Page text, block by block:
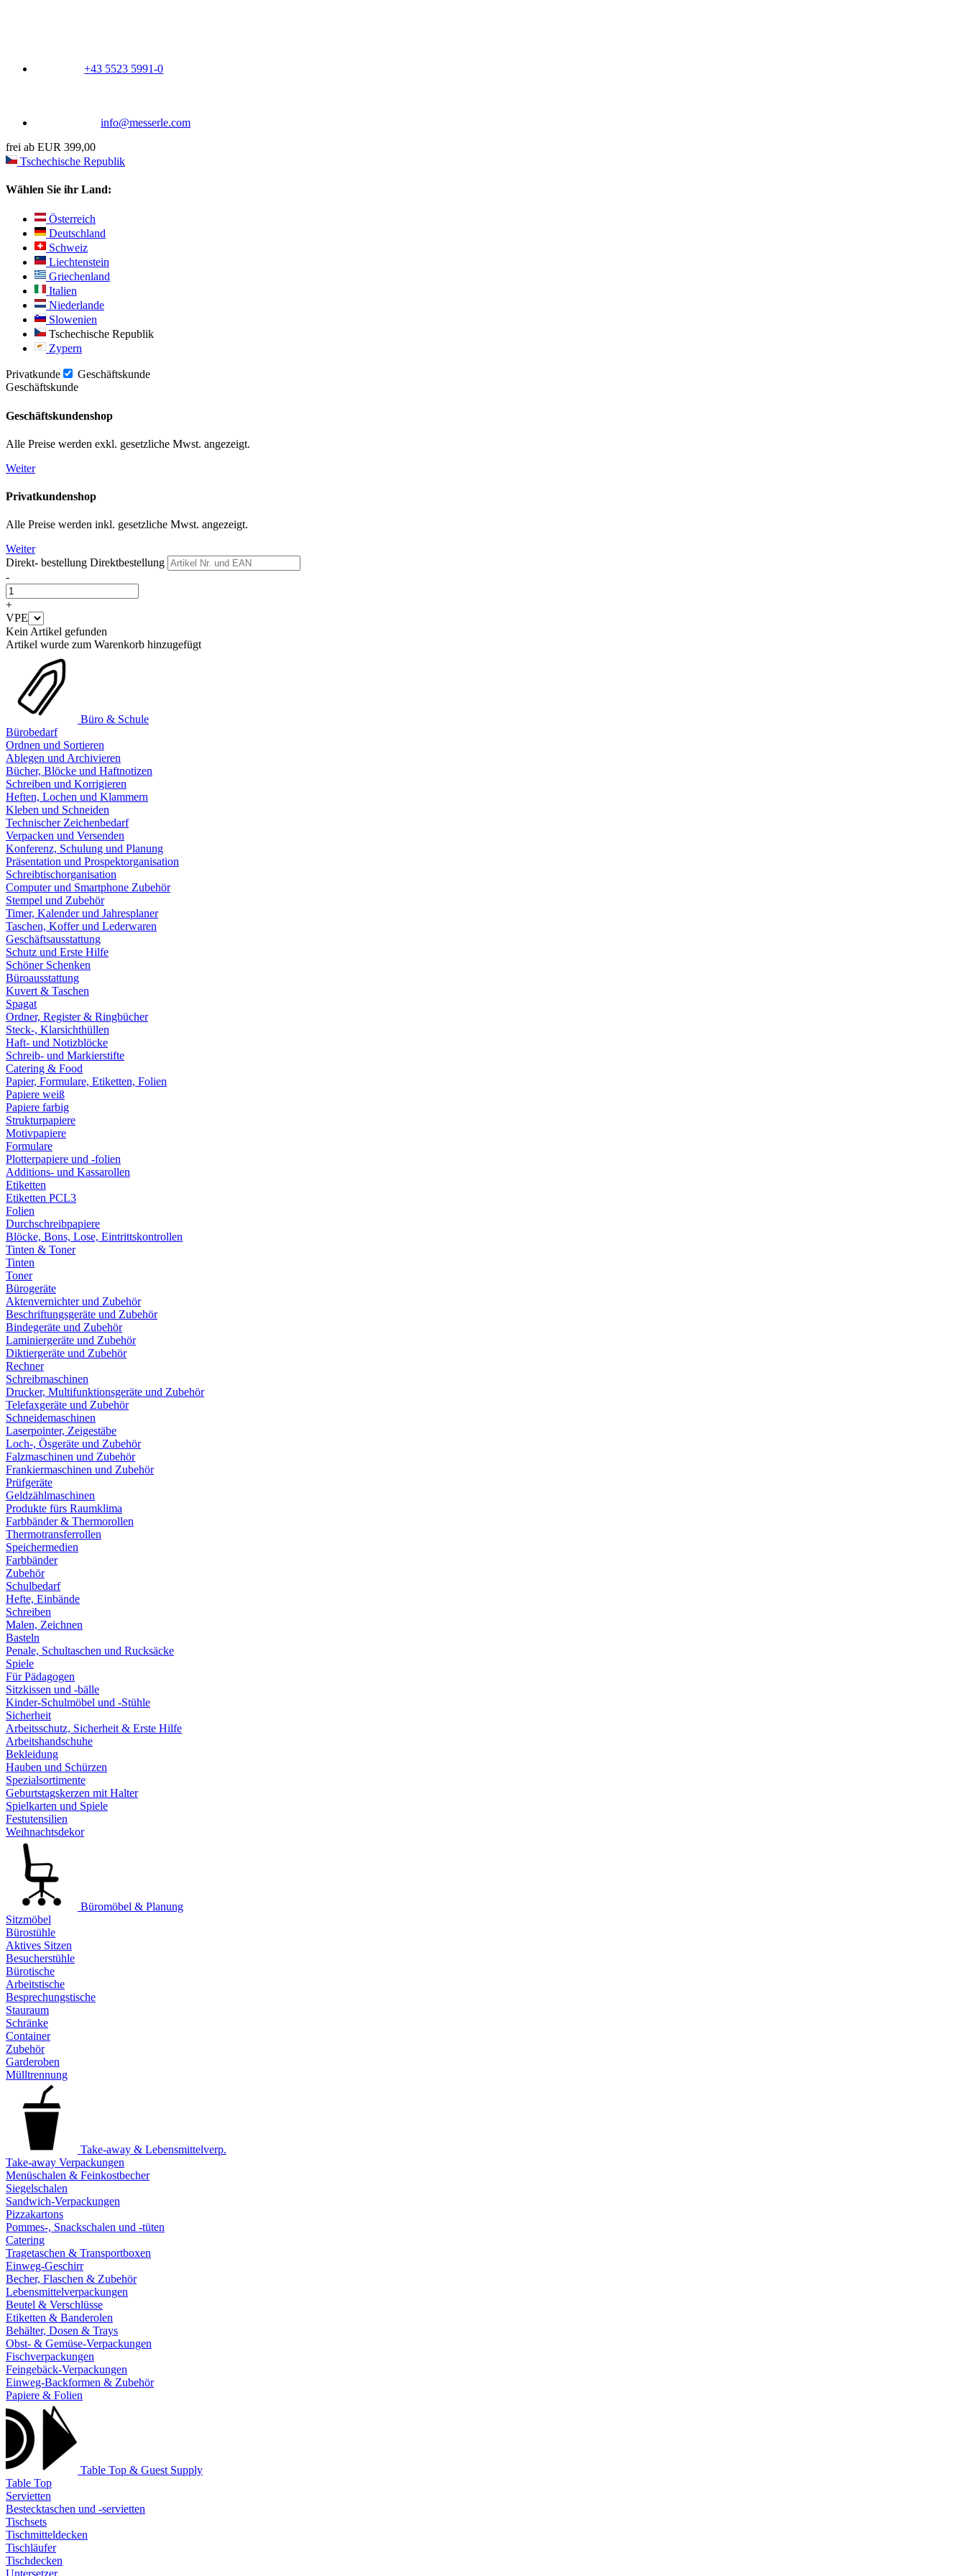
+43 5523 5991-0
info@messerle.com
frei ab EUR 399,00
Tschechische Republik
Wählen Sie ihr Land:
Österreich
Deutschland
Schweiz
Liechtenstein
Griechenland
Italien
Niederlande
Slowenien
Tschechische Republik
Zypern
Privatkunde
Geschäftskunde
Geschäftskunde
Geschäftskundenshop
Alle Preise werden exkl. gesetzliche Mwst. angezeigt.
Weiter
Privatkundenshop
Alle Preise werden inkl. gesetzliche Mwst. angezeigt.
Weiter
Direkt- bestellung Direktbestellung
-
+
VPE
Kein Artikel gefunden
Artikel wurde zum Warenkorb hinzugefügt
Büro & Schule
Bürobedarf
Ordnen und Sortieren
Ablegen und Archivieren
Bücher, Blöcke und Haftnotizen
Schreiben und Korrigieren
Heften, Lochen und Klammern
Kleben und Schneiden
Technischer Zeichenbedarf
Verpacken und Versenden
Konferenz, Schulung und Planung
Präsentation und Prospektorganisation
Schreibtischorganisation
Computer und Smartphone Zubehör
Stempel und Zubehör
Timer, Kalender und Jahresplaner
Taschen, Koffer und Lederwaren
Geschäftsausstattung
Schutz und Erste Hilfe
Schöner Schenken
Büroausstattung
Kuvert & Taschen
Spagat
Ordner, Register & Ringbücher
Steck-, Klarsichthüllen
Haft- und Notizblöcke
Schreib- und Markierstifte
Catering & Food
Papier, Formulare, Etiketten, Folien
Papiere weiß
Papiere farbig
Strukturpapiere
Motivpapiere
Formulare
Plotterpapiere und -folien
Additions- und Kassarollen
Etiketten
Etiketten PCL3
Folien
Durchschreibpapiere
Blöcke, Bons, Lose, Eintrittskontrollen
Tinten & Toner
Tinten
Toner
Bürogeräte
Aktenvernichter und Zubehör
Beschriftungsgeräte und Zubehör
Bindegeräte und Zubehör
Laminiergeräte und Zubehör
Diktiergeräte und Zubehör
Rechner
Schreibmaschinen
Drucker, Multifunktionsgeräte und Zubehör
Telefaxgeräte und Zubehör
Schneidemaschinen
Laserpointer, Zeigestäbe
Loch-, Ösgeräte und Zubehör
Falzmaschinen und Zubehör
Frankiermaschinen und Zubehör
Prüfgeräte
Geldzählmaschinen
Produkte fürs Raumklima
Farbbänder & Thermorollen
Thermotransferrollen
Speichermedien
Farbbänder
Zubehör
Schulbedarf
Hefte, Einbände
Schreiben
Malen, Zeichnen
Basteln
Penale, Schultaschen und Rucksäcke
Spiele
Für Pädagogen
Sitzkissen und -bälle
Kinder-Schulmöbel und -Stühle
Sicherheit
Arbeitsschutz, Sicherheit & Erste Hilfe
Arbeitshandschuhe
Bekleidung
Hauben und Schürzen
Spezialsortimente
Geburtstagskerzen mit Halter
Spielkarten und Spiele
Festutensilien
Weihnachtsdekor
Büromöbel & Planung
Sitzmöbel
Bürostühle
Aktives Sitzen
Besucherstühle
Bürotische
Arbeitstische
Besprechungstische
Stauraum
Schränke
Container
Zubehör
Garderoben
Mülltrennung
Take-away & Lebensmittelverp.
Take-away Verpackungen
Menüschalen & Feinkostbecher
Siegelschalen
Sandwich-Verpackungen
Pizzakartons
Pommes-, Snackschalen und -tüten
Catering
Tragetaschen & Transportboxen
Einweg-Geschirr
Becher, Flaschen & Zubehör
Lebensmittelverpackungen
Beutel & Verschlüsse
Etiketten & Banderolen
Behälter, Dosen & Trays
Obst- & Gemüse-Verpackungen
Fischverpackungen
Feingebäck-Verpackungen
Einweg-Backformen & Zubehör
Papiere & Folien
Table Top & Guest Supply
Table Top
Servietten
Bestecktaschen und -servietten
Tischsets
Tischmitteldecken
Tischläufer
Tischdecken